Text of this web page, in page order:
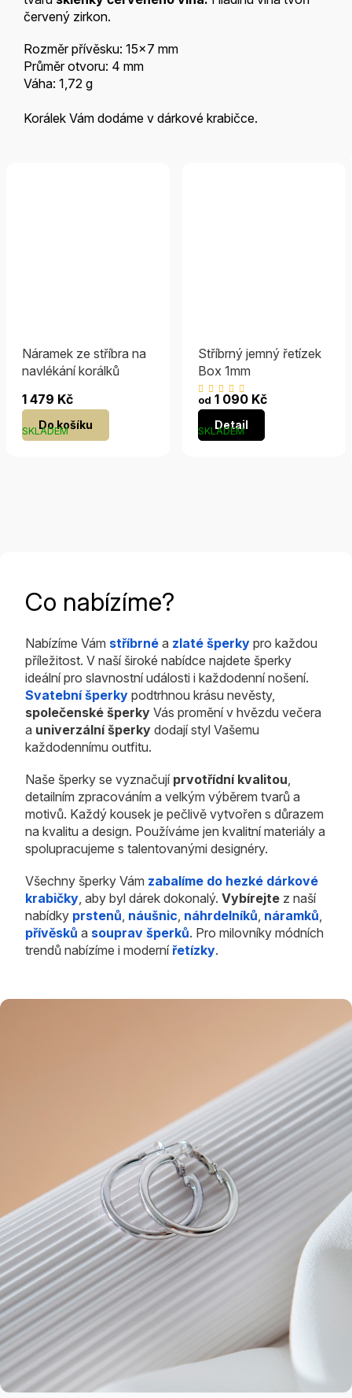
červený zirkon.
Rozměr přívěsku: 15x7 mm
Průměr otvoru: 4 mm
Váha: 1,72 g
Korálek Vám dodáme v dárkové krabičce.
Náramek ze stříbra na
navlékání korálků
SKLADEM
1 479 Kč
Do košíku
Stříbrný jemný řetízek
Box 1mm
Průměrné
hodnocení
je
SKLADEM
od 1 090 Kč
Detail
Co nabízíme?
Nabízíme Vám stříbrné a zlaté šperky pro každou
příležitost. V naší široké nabídce najdete šperky
ideální pro slavnostní události i každodenní nošení.
Svatební šperky podtrhnou krásu nevěsty,
společenské šperky Vás promění v hvězdu večera
a univerzální šperky dodají styl Vašemu
každodennímu outfitu.
Naše šperky se vyznačují prvotřídní kvalitou,
detailním zpracováním a velkým výběrem tvarů a
motivů. Každý kousek je pečlivě vytvořen s důrazem
na kvalitu a design. Používáme jen kvalitní materiály a
spolupracujeme s talentovanými designéry.
Všechny šperky Vám zabalíme do hezké dárkové
krabičky, aby byl dárek dokonalý. Vybírejte z naší
nabídky prstenů, náušnic, náhrdelníků, náramků,
přívěsků a souprav šperků. Pro milovníky módních
trendů nabízíme i modernířetízky.